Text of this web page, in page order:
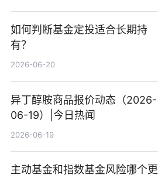
如何判断基金定投适合长期持
有？
2026-06-20
异丁醇胺商品报价动态（2026-
06-19）|今日热闻
2026-06-19
主动基金和指数基金风险哪个更